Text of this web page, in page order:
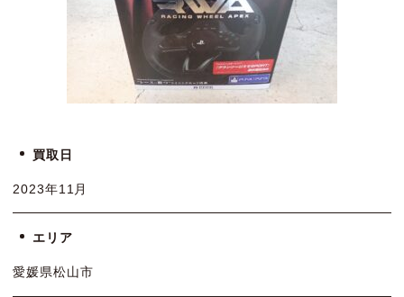
買取日
2023年11月
エリア
愛媛県松山市